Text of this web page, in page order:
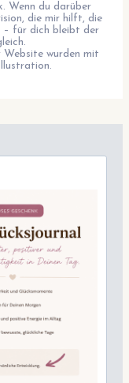
Wenn du darüber
die mir hilft, die
– für dich bleibt der
wurden mit